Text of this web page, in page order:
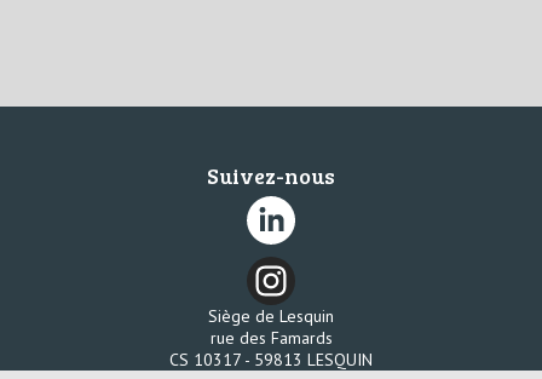
Suivez-nous
Siège de Lesquin
rue des Famards
CS 10317 - 59813 LESQUIN